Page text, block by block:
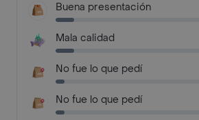
Buena presentación
Mala calidad
No fue lo que pedí
No fue lo que pedí